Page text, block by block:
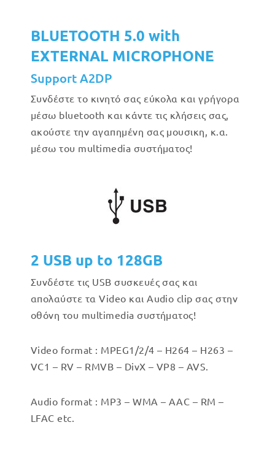
BLUETOOTH 5.0 with
EXTERNAL MICROPHONE
Support A2DP
Συνδέστε το κινητό σας εύκολα και γρήγορα
μέσω bluetooth και κάντε τις κλήσεις σας,
ακούστε την αγαπημένη σας μουσικη, κ.α.
μέσω του multimedia συστήματος!
2 USB up to 128GB
Συνδέστε τις USB συσκευές σας και
απολαύστε τα Video και Audio clip σας στην
οθόνη του multimedia συστήματος!
Video format : MPEG1/2/4 – H264 – H263 –
VC1 – RV – RMVB – DivX – VP8 – AVS.
Audio format : MP3 – WMA – AAC – RM –
LFAC etc.